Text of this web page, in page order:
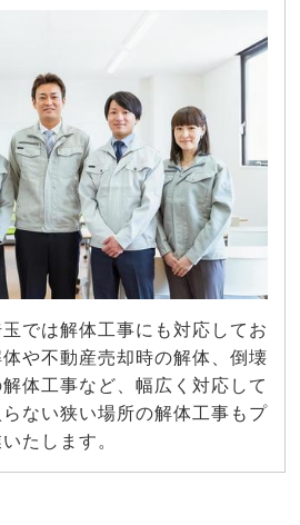
では解体工事にも対応してお
や不動産売却時の解体、倒壊
体工事など、幅広く対応して
ない狭い場所の解体工事もプ
たします。